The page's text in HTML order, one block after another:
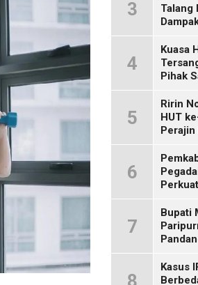
3
Talang
4
Kuasa
Pihak
5
Ririn
HUT
Perajin
6
7
Bupati
2025
8
Kasus